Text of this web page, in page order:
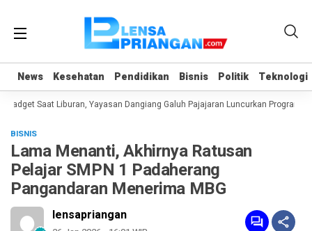
News Kesehatan Pendidikan Bisnis Politik Teknologi
News Kesehatan Pendidikan Bisnis Politik Teknologi
Saat Liburan, Yayasan Dangiang Galuh Pajajaran Luncurkan Program
BISNIS
Lama Menanti, Akhirnya Ratusan
Pelajar SMPN 1 Padaherang
Pangandaran Menerima MBG
lensapriangan